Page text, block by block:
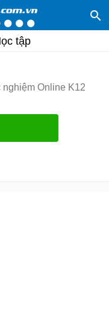
tập
nghiệm Online K12